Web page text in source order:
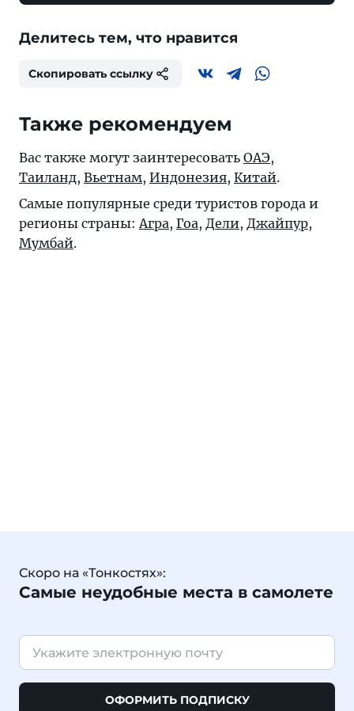
Делитесь тем, что нравится
Скопировать ссылку
Также рекомендуем
Вас также могут заинтересовать ОАЭ,
Таиланд, Вьетнам, Индонезия, Китай.
Самые популярные среди туристов города и
регионы страны:Агра, Гоа, Дели, Джайпур,
Мумбай.
Скоро на «Тонкостях»:
Самые неудобные места в самолете
ОФОРМИТЬ ПОДПИСКУ